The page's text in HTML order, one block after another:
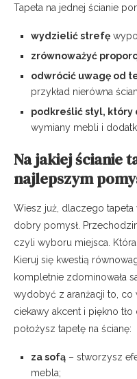
Tapeta na jednej ścianie
wydzielić strefę
zrównoważyć
odwrócić uwagę od
przykład nierówna
podkreślić styl, który
wymiany mebli i
Na jakiej ścianie
najlepszym
Wiesz już, dlaczego tapeta
dobry pomysł.
czyli wyboru miejsca.
Kieruj się kwestią
kompletnie zdominowała
wydobyć z aranżacji to, co
ciekawy akcent i piękno
położysz tapetę na ścianę:
za sofą – stworzysz
mebla;